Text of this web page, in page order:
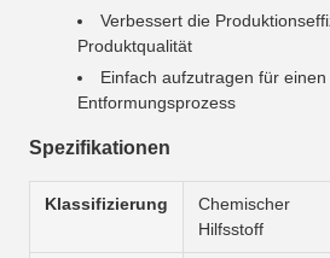
Verbessert die
Produktqualität
Einfach aufzutragen für
Entformungsprozess
Spezifikationen
Klassifizierung
Chemischer
Hilfsstoff